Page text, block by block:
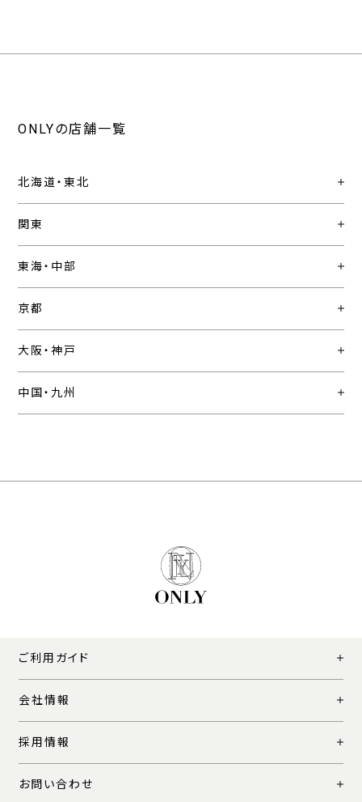
ONLYの店舗一覧
北海道・東北
関東
東海・中部
京都
大阪・神戸
中国・九州
ご利用ガイド
会社情報
採用情報
お問い合わせ